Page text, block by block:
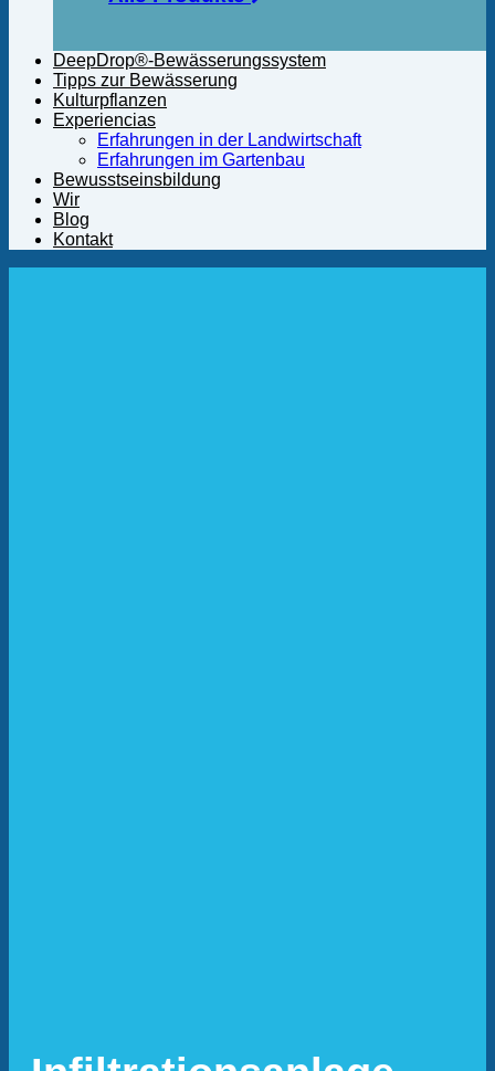
DeepDrop®-Bewässerungssystem
Tipps zur Bewässerung
Kulturpflanzen
Experiencias
Erfahrungen in der Landwirtschaft
Erfahrungen im Gartenbau
Bewusstseinsbildung
Wir
Blog
Kontakt